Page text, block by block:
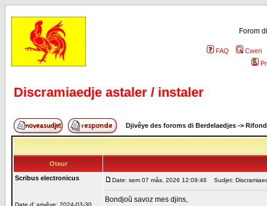
Forom
FAQ
Cweri
Discramiaedje astaler / instaler
Djivêye des foroms di Berdelaedjes ->
Oteur
Scribus electronicus
Date d' arivêye: 2024-03-30
Date: sem 07 mås, 2026 12:09:46 Sudjet:
Bondjoû savoz mes djins,